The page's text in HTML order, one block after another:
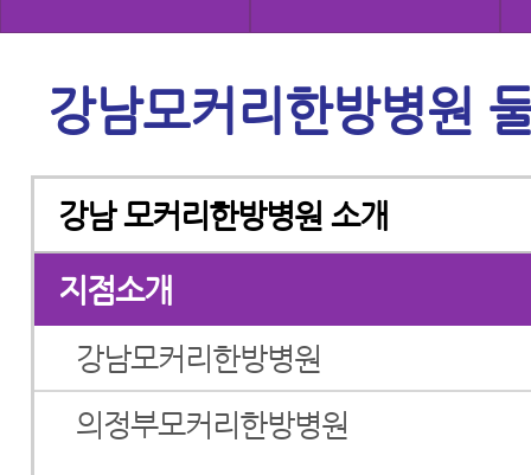
강남모커리한방병원
강남 모커리한방병원 소개
지점소개
강남모커리한방병원
의정부모커리한방병원